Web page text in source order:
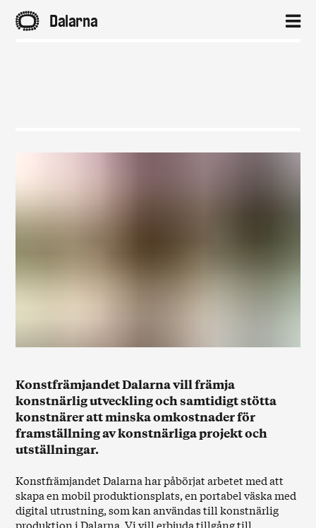
Konstfrämjandet Dalarna vill främja
konstnärlig utveckling och samtidigt stötta
konstnärer att minska omkostnader för
framställning av konstnärliga projekt och
utställningar.
Konstfrämjandet Dalarna har påbörjat arbetet med att
skapa en mobil produktionsplats, en portabel väska med
digital utrustning, som kan användas till konstnärlig
produktion i Dalarna. Vi vill erbjuda tillgång till
A Dalarna 2